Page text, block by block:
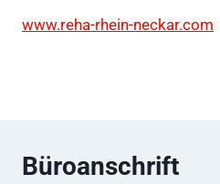
www.reha-rhein-neckar.com
Büroanschrift